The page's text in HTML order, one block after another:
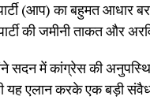
(आप) का बहुमत आधार
की जमीनी ताकत और
सदन में कांग्रेस की
यह एलान करके एक बड़ी